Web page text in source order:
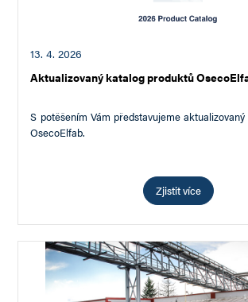
13. 4. 2026
Aktualizovaný katalog produktů
S potěšením Vám představujeme
OsecoElfab.
produktů, včetně bezpečnostní kazety LoKr…
Zjistit více